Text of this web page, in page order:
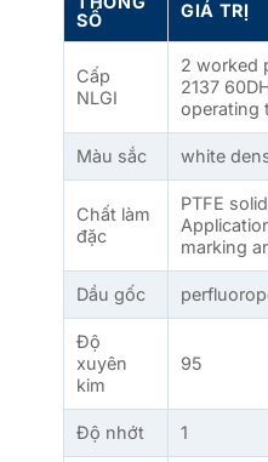
SỐ
GIÁ TRỊ
Cấp
NLGI
2 worked
2137
operating
Màu sắc white
Chất làm
đặc
PTFE
marking
Dầu gốc
Độ
xuyên
kim
95
Độ nhớt 1